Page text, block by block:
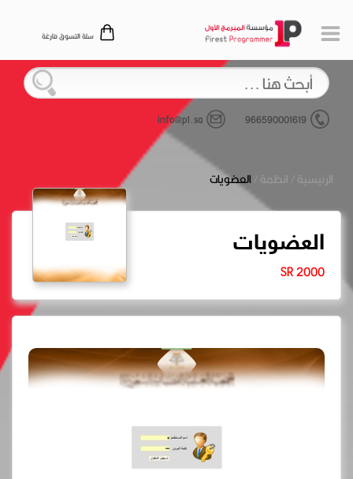
سلة التسوق فارغة
966590001619
info@p1.sa
الرئيسية /انظمة /العضويات
العضويات
2000 SR